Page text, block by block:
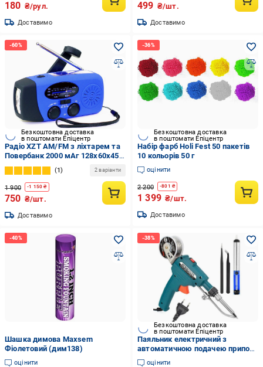
180 ₴/рул.
Доставимо
499 ₴/шт.
Доставимо
Безкоштовна доставка
в поштомати Епіцентр
Радіо XZT AM/FM з ліхтарем та
Повербанк 2000 мАг 128х60х45
мм
1 2 варіанти
1 900 -1 150 ₴
750 ₴/шт.
Доставимо
Безкоштовна доставка
в поштомати Епіцентр
Набір фарб Holi Fest 50 пакетів
10 кольорів 50 г
оцінити
2 200 -801 ₴
1 399 ₴/шт.
Доставимо
Шашка димова Maxsem
Фіолетовий (дим138)
оцінити
Безкоштовна доставка
в поштомати Епіцентр
Паяльник електричний з
автоматичною подачею припою
7в1 220В 60Вт 400C Зелений
оцінити